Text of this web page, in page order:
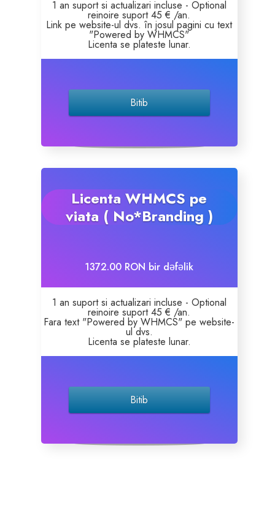
Site Builder
XOVI NOW
Site & Server Monitoring
Domen transferi
1 an suport si actualizari incluse - Optional
reinoire suport 45 € /an.
Link pe website-ul dvs. în josul pagini cu text
"Powered by WHMCS"
Licenta se plateste lunar.
Bitib
Licenta WHMCS pe
viata ( No*Branding )
1372.00 RON bir dəfəlik
1 an suport si actualizari incluse - Optional
reinoire suport 45 € /an.
Fara text "Powered by WHMCS" pe website-
ul dvs.
Licenta se plateste lunar.
Bitib